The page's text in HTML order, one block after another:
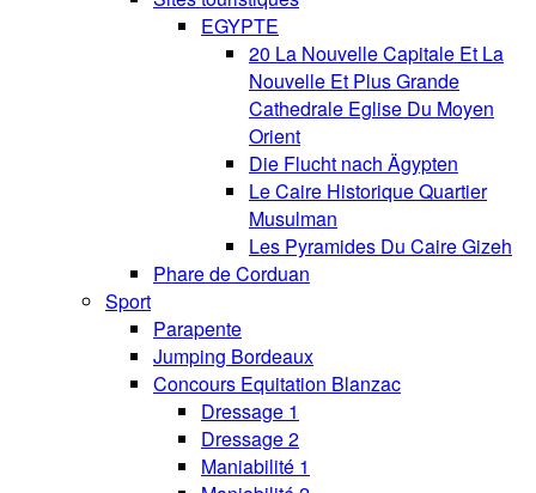
EGYPTE
20 La Nouvelle Capitale Et La
Nouvelle Et Plus Grande
Cathedrale Eglise Du Moyen
Orient
Die Flucht nach Ägypten
Le Caire Historique Quartier
Musulman
Les Pyramides Du Caire Gizeh
Phare de Corduan
Sport
Parapente
Jumping Bordeaux
Concours Equitation Blanzac
Dressage 1
Dressage 2
Maniabilité 1